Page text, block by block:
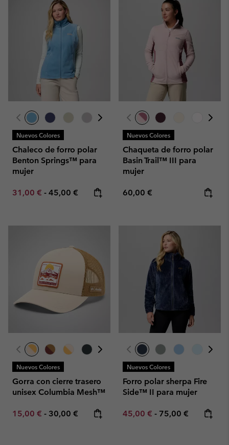
Nuevos Colores
Chaleco de forro polar
Benton Springs™ para
mujer
Minimum sale price:
31,00 € - Maximum price:
45,00 €
Nuevos Colores
Chaqueta de forro polar
Basin Trail™ III para
mujer
Regular price:
60,00 €
Nuevos Colores
Gorra con cierre trasero
unisex Columbia Mesh™
Minimum sale price:
15,00 € - Maximum price:
30,00 €
Nuevos Colores
Forro polar sherpa Fire
Side™ II para mujer
Minimum sale price:
45,00 € - Maximum price:
75,00 €